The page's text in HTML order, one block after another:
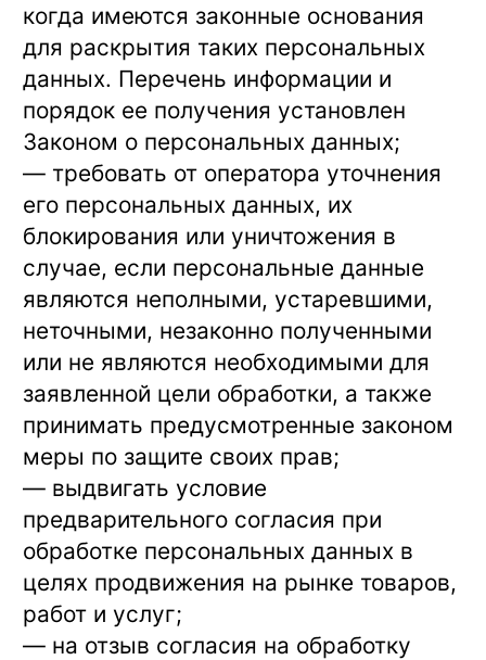
когда имеются законные основания
для раскрытия таких персональных
данных. Перечень информации и
порядок ее получения установлен
Законом о персональных данных;
— требовать от оператора уточнения
его персональных данных, их
блокирования или уничтожения в
случае, если персональные данные
являются неполными, устаревшими,
неточными, незаконно полученными
или не являются необходимыми для
заявленной цели обработки, а также
принимать предусмотренные законом
меры по защите своих прав;
— выдвигать условие
предварительного согласия при
обработке персональных данных в
целях продвижения на рынке товаров,
работ и услуг;
— на отзыв согласия на обработку